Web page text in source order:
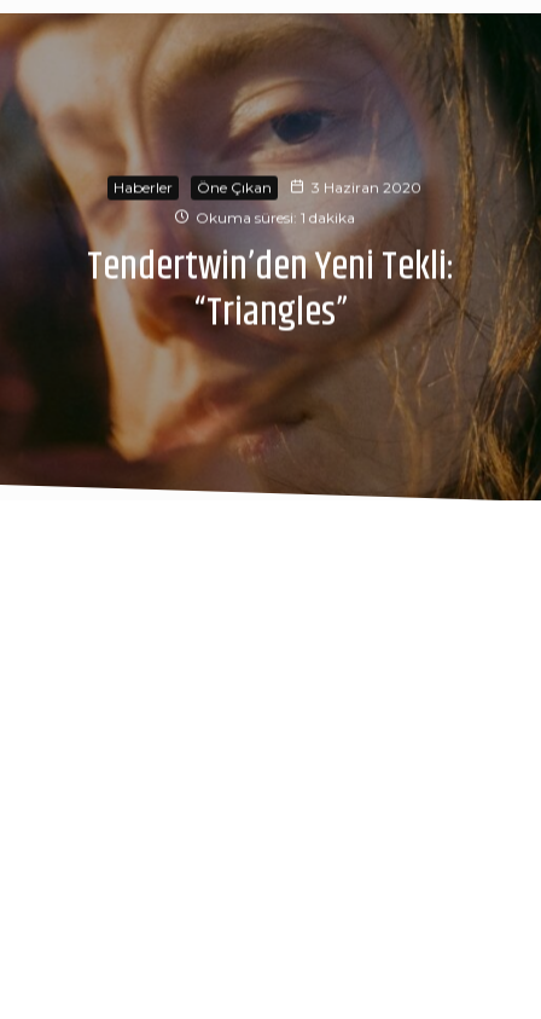
Haberler Öne Çıkan
3 Haziran 2020
Okuma süresi: 1 dakika
Tendertwin’den Yeni Tekli:
“Triangles”